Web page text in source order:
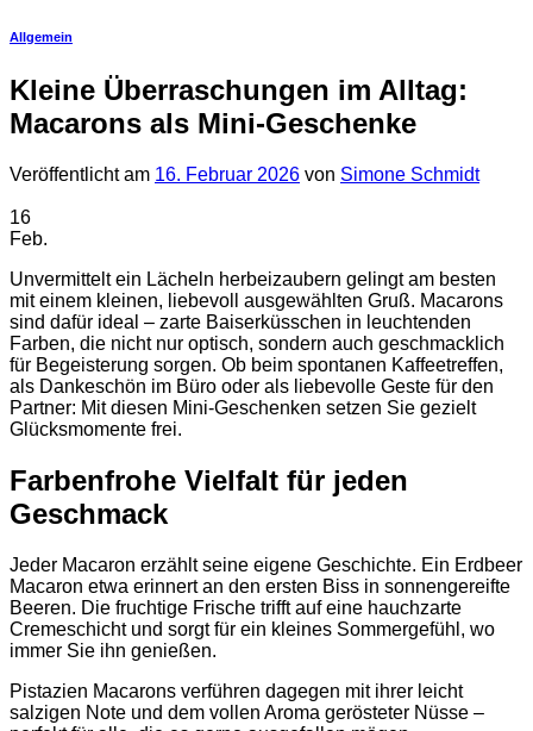
Allgemein
Kleine Überraschungen im Alltag:
Macarons als Mini-Geschenke
Veröffentlicht am 16. Februar 2026 von Simone Schmidt
16
Feb.
Unvermittelt ein Lächeln herbeizaubern gelingt am besten
mit einem kleinen, liebevoll ausgewählten Gruß. Macarons
sind dafür ideal – zarte Baiserküsschen in leuchtenden
Farben, die nicht nur optisch, sondern auch geschmacklich
für Begeisterung sorgen. Ob beim spontanen Kaffeetreffen,
als Dankeschön im Büro oder als liebevolle Geste für den
Partner: Mit diesen Mini-Geschenken setzen Sie gezielt
Glücksmomente frei.
Farbenfrohe Vielfalt für jeden
Geschmack
Jeder Macaron erzählt seine eigene Geschichte. Ein Erdbeer
Macaron etwa erinnert an den ersten Biss in sonnengereifte
Beeren. Die fruchtige Frische trifft auf eine hauchzarte
Cremeschicht und sorgt für ein kleines Sommergefühl, wo
immer Sie ihn genießen.
Pistazien Macarons verführen dagegen mit ihrer leicht
salzigen Note und dem vollen Aroma gerösteter Nüsse –